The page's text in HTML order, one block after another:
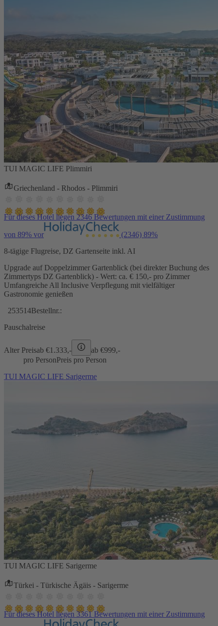
TUI MAGIC LIFE Plimmiri
Griechenland - Rhodos - Plimmiri
Für dieses Hotel liegen 2346 Bewertungen mit einer Zustimmung
von 89% vor (2346) 89%
8-tägige Flugreise, DZ Gartenseite inkl. AI
Upgrade auf Doppelzimmer Gartenblick (bei direkter Buchung des
Zimmertyps DZ Gartenblick) - Wert: ca. € 150,- pro Zimmer
Umfangreiche All Inclusive Verpflegung mit vielfältiger
Gastronomie genießen
253514Bestellnr.:
Pauschalreise
Alter Preisab €1.333,- ab €999,-
pro PersonPreis pro Person
TUI MAGIC LIFE Sarigerme
TUI MAGIC LIFE Sarigerme
Türkei - Türkische Ägäis - Sarigerme
Für dieses Hotel liegen 3361 Bewertungen mit einer Zustimmung